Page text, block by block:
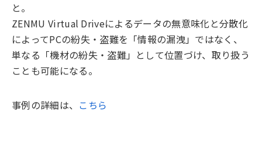
と。
ZENMU Virtual Driveによるデータの無意味化と分散化
によってPCの紛失・盗難を「情報の漏洩」ではなく、
単なる「機材の紛失・盗難」として位置づけ、取り扱う
ことも可能になる。
事例の詳細は、 こちら